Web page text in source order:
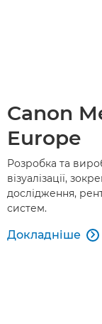
Canon
Europe
Розробка та
візуалізації,
дослідження,
систем.
Докладніше 